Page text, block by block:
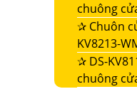
chuông
✰ Chuôn
KV8213-
✰ DS-
chuông